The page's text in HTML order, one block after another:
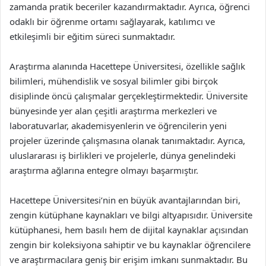
zamanda pratik beceriler kazandırmaktadır. Ayrıca, öğrenci
odaklı bir öğrenme ortamı sağlayarak, katılımcı ve
etkileşimli bir eğitim süreci sunmaktadır.
Araştırma alanında Hacettepe Üniversitesi, özellikle sağlık
bilimleri, mühendislik ve sosyal bilimler gibi birçok
disiplinde öncü çalışmalar gerçekleştirmektedir. Üniversite
bünyesinde yer alan çeşitli araştırma merkezleri ve
laboratuvarlar, akademisyenlerin ve öğrencilerin yeni
projeler üzerinde çalışmasına olanak tanımaktadır. Ayrıca,
uluslararası iş birlikleri ve projelerle, dünya genelindeki
araştırma ağlarına entegre olmayı başarmıştır.
Hacettepe Üniversitesi’nin en büyük avantajlarından biri,
zengin kütüphane kaynakları ve bilgi altyapısıdır. Üniversite
kütüphanesi, hem basılı hem de dijital kaynaklar açısından
zengin bir koleksiyona sahiptir ve bu kaynaklar öğrencilere
ve araştırmacılara geniş bir erişim imkanı sunmaktadır. Bu